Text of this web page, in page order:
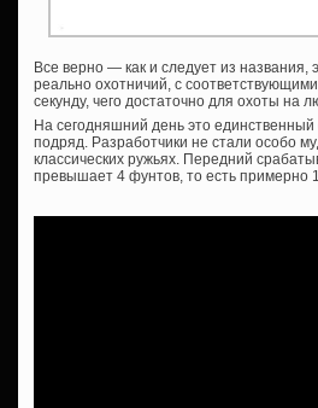
Все верно — как и следует из
реально охотничий, с
секунду, чего достаточно для охоты на
На сегодняшний день это
подряд. Разработчики не стали особо
классических ружьях. Передний
превышает 4 фунтов, то есть примерно